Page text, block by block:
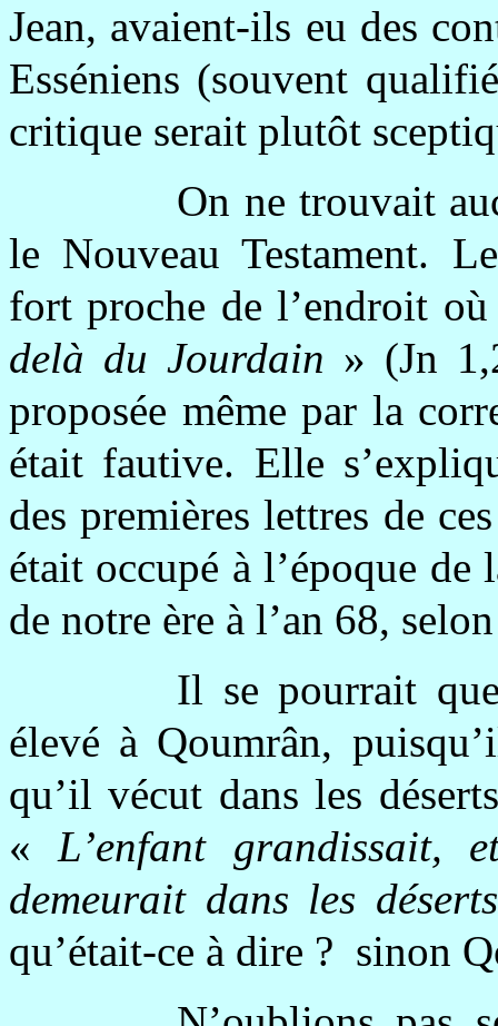
Jean, avaient-ils eu des
Esséniens (souvent
critique serait plutôt
On ne trouvait
le Nouveau Testament.
fort proche de l’endroit
delà du Jourdain » (Jn
proposée même par la
était fautive. Elle
des premières lettres de
était occupé à l’époque
de notre ère à l’an 68,
Il se pourrait
élevé à Qoumrân,
qu’il vécut dans les
«L’enfant
demeurait dans les
qu’était-ce à dire ? sinon